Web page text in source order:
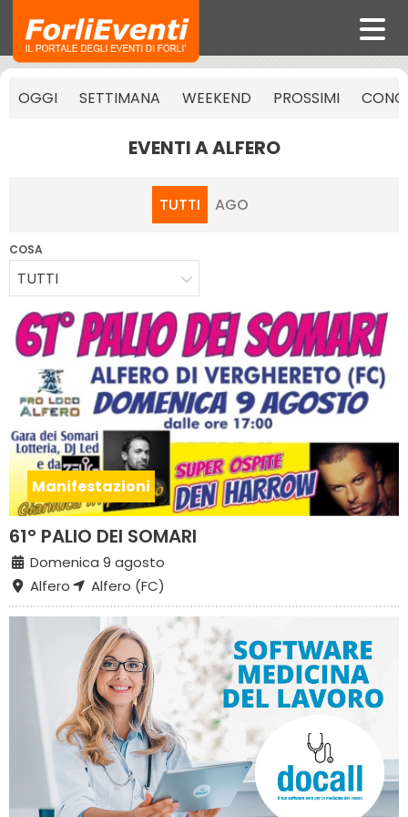
OGGI SETTIMANA WEEKEND PROSSIMI
EVENTI A ALFERO
TUTTI AGO
COSA
TUTTI
Manifestazioni
61° PALIO DEI SOMARI
Domenica 9 agosto
Alfero
Alfero (FC)